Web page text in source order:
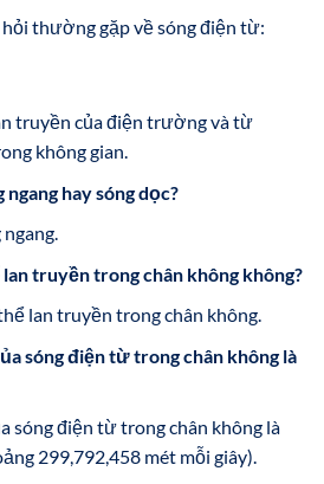
thường gặp về sóng điện từ:
truyền của điện trường và từ
không gian.
hay sóng dọc?
truyền trong chân không không?
lan truyền trong chân không.
sóng điện từ trong chân không là
sóng điện từ trong chân không là
299,792,458 mét mỗi giây).